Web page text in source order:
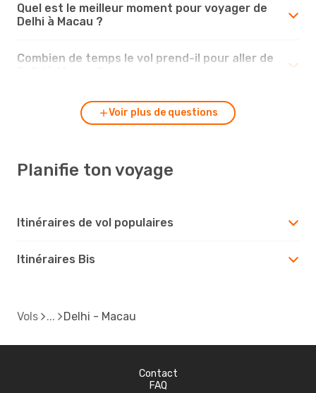
Quel est le meilleur moment pour voyager de
Delhi à Macau ?
Combien de temps le vol prend-il pour aller de
Voir plus de questions
Planifie ton voyage
Itinéraires de vol populaires
Itinéraires Bis
Vols Delhi - Macau
Contact
FAQ